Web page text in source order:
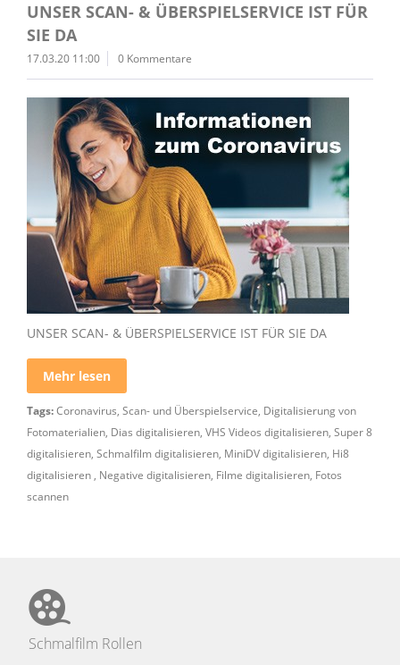
UNSER SCAN- & ÜBERSPIELSERVICE IST FÜR
SIE DA
17.03.20 11:00 0 Kommentare
UNSER SCAN- & ÜBERSPIELSERVICE IST FÜR SIE DA
Mehr lesen
Tags:Coronavirus, Scan- und Überspielservice, Digitalisierung von
Fotomaterialien, Dias digitalisieren, VHS Videos digitalisieren, Super 8
digitalisieren, Schmalfilm digitalisieren, MiniDV digitalisieren, Hi8
digitalisieren , Negative digitalisieren, Filme digitalisieren, Fotos
scannen
Schmalfilm Rollen